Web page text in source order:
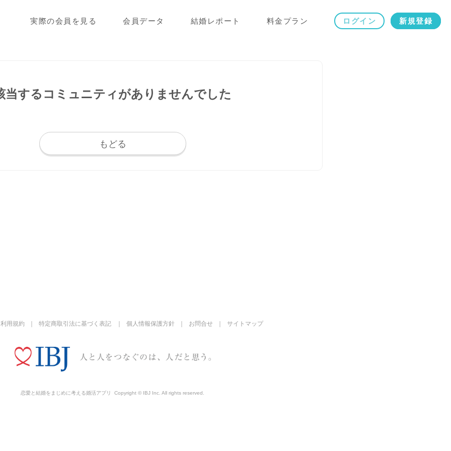
実際の会員を見る 会員データ 結婚レポート 料金プラン ログイン 新規登録
当するコミュニティがありませんでした
もどる
利用規約 特定商取引法に基づく表記 個人情報保護方針 お問合せ サイトマップ
恋愛と結婚をまじめに考える婚活アプリ Copyright © IBJ Inc. All rights reserved.